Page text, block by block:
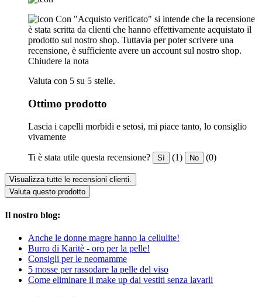
Con "Acquisto verificato" si intende che la recensione
è stata scritta da clienti che hanno effettivamente acquistato il
prodotto sul nostro shop. Tuttavia per poter scrivere una
recensione, è sufficiente avere un account sul nostro shop.
Chiudere la nota
Valuta con 5 su 5 stelle.
Ottimo prodotto
Lascia i capelli morbidi e setosi, mi piace tanto, lo consiglio
vivamente
Ti è stata utile questa recensione? Sì (1) No (0)
Visualizza tutte le recensioni clienti.
Valuta questo prodotto
Il nostro blog:
Anche le donne magre hanno la cellulite!
Burro di Karitè - oro per la pelle!
Consigli per le neomamme
5 mosse per rassodare la pelle del viso
Come eliminare il make up dai vestiti senza lavarli